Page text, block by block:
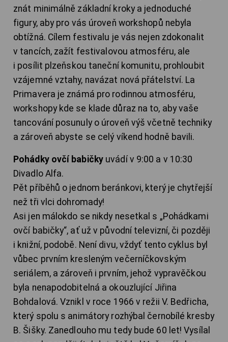
znát minimálně základní kroky a jednoduché
figury, aby pro vás úroveň workshopů nebyla
obtížná. Cílem festivalu je vás nejen zdokonalit
v tancích, zažít festivalovou atmosféru, ale
i posílit plzeňskou taneční komunitu, prohloubit
vzájemné vztahy, navázat nová přátelství. La
Primavera je známá pro rodinnou atmosféru,
workshopy kde se klade důraz na to, aby vaše
tancování posunuly o úroveň výš včetně techniky
a zároveň abyste se celý víkend hodně bavili.
Pohádky ovčí babičky uvádí v 9:00 a v 10:30
Divadlo Alfa.
Pět příběhů o jednom beránkovi, který je chytřejší
než tři vlci dohromady!
Asi jen málokdo se nikdy nesetkal s „Pohádkami
ovčí babičky“, ať už v původní televizní, či později
i knižní, podobě. Není divu, vždyť tento cyklus byl
vůbec prvním kresleným večerníčkovským
seriálem, a zároveň i prvním, jehož vypravěčkou
byla nenapodobitelná a okouzlující Jiřina
Bohdalová. Vznikl v roce 1966 v režii V. Bedřicha,
který spolu s animátory rozhýbal černobílé kresby
B. Šišky. Zanedlouho mu tedy bude 60 let! Vysílal